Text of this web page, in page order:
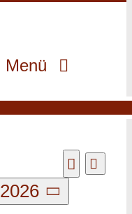
Menü
GeoWissen Suche
Liste